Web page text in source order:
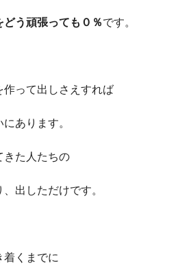
う頑張っても０％です。
って出しさえすれば
あります。
きた人たちの
出しただけです。
着くまでに